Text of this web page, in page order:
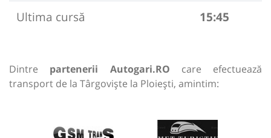
Ultima cursă
15:45
Dintre partenerii Autogari.RO care efectuează
transport de la Târgoviște la Ploiești, amintim: